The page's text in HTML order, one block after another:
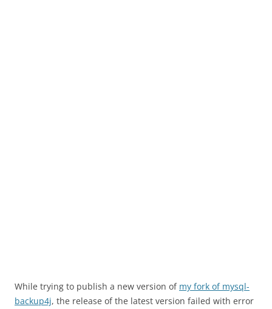
While trying to publish a new version of my fork of mysql-
backup4j, the release of the latest version failed with error